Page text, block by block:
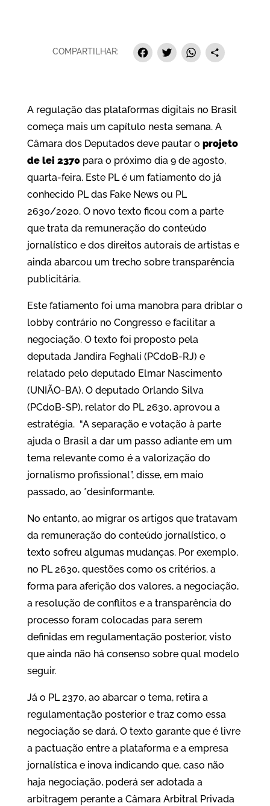
COMPARTILHAR: Facebook
Twitter
A regulação das plataformas digitais no Brasil
começa mais um capítulo nesta semana. A
Câmara dos Deputados deve pautar o projeto
de lei 2370para o próximo dia 9 de agosto,
quarta-feira. Este PL é um fatiamento do já
conhecido PL das Fake News ou PL
2630/2020. O novo texto ficou com a parte
que trata da remuneração do conteúdo
jornalístico e dos direitos autorais de artistas e
ainda abarcou um trecho sobre transparência
publicitária.
Este fatiamento foi uma manobra para driblar o
lobby contrário no Congresso e facilitar a
negociação. O texto foi proposto pela
deputada Jandira Feghali (PCdoB-RJ) e
relatado pelo deputado Elmar Nascimento
(UNIÃO-BA). O deputado Orlando Silva
(PCdoB-SP), relator do PL 2630, aprovou a
estratégia. “A separação e votação à parte
ajuda o Brasil a dar um passo adiante em um
tema relevante como é a valorização do
jornalismo profissional”, disse, em maio
passado, ao *desinformante.
No entanto, ao migrar os artigos que tratavam
da remuneração do conteúdo jornalístico, o
texto sofreu algumas mudanças. Por exemplo,
no PL 2630, questões como os critérios, a
forma para aferição dos valores, a negociação,
a resolução de conflitos e a transparência do
processo foram colocadas para serem
definidas em regulamentação posterior, visto
que ainda não há consenso sobre qual modelo
seguir.
Já o PL 2370, ao abarcar o tema, retira a
regulamentação posterior e traz como essa
negociação se dará. O texto garante que é livre
a pactuação entre a plataforma e a empresa
jornalística e inova indicando que, caso não
haja negociação, poderá ser adotada a
arbitragem perante a Câmara Arbitral Privada